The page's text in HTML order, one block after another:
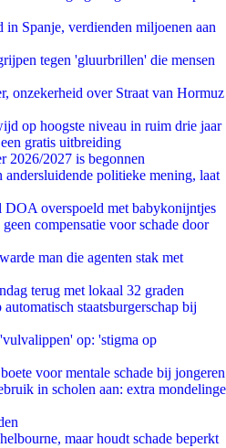
in Spanje, verdienden miljoenen aan
tegen 'gluurbrillen' die mensen
onzekerheid over Straat van Hormuz
op hoogste niveau in ruim drie jaar
gratis uitbreiding
2026/2027 is begonnen
andersluidende politieke mening, laat
DOA overspoeld met babykonijntjes
compensatie voor schade door
man die agenten stak met
terug met lokaal 32 graden
staatsburgerschap bij
op: 'stigma op
voor mentale schade bij jongeren
in scholen aan: extra mondelinge
maar houdt schade beperkt